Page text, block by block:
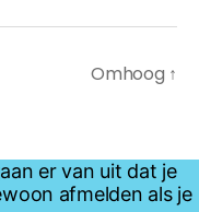
Omhoog ↑
er van uit dat je
afmelden als je